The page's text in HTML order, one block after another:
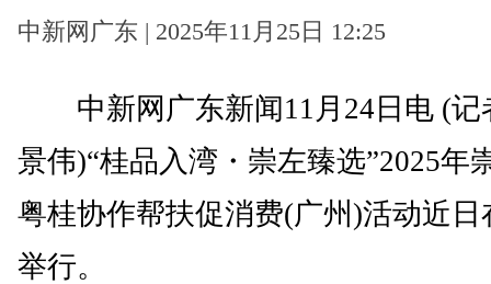
中新网广东 | 2025年11月25日 12:25
中新网广东新闻11月24日电 (记
景伟)“桂品入湾・崇左臻选”2025年
粤桂协作帮扶促消费(广州)活动近日
举行。